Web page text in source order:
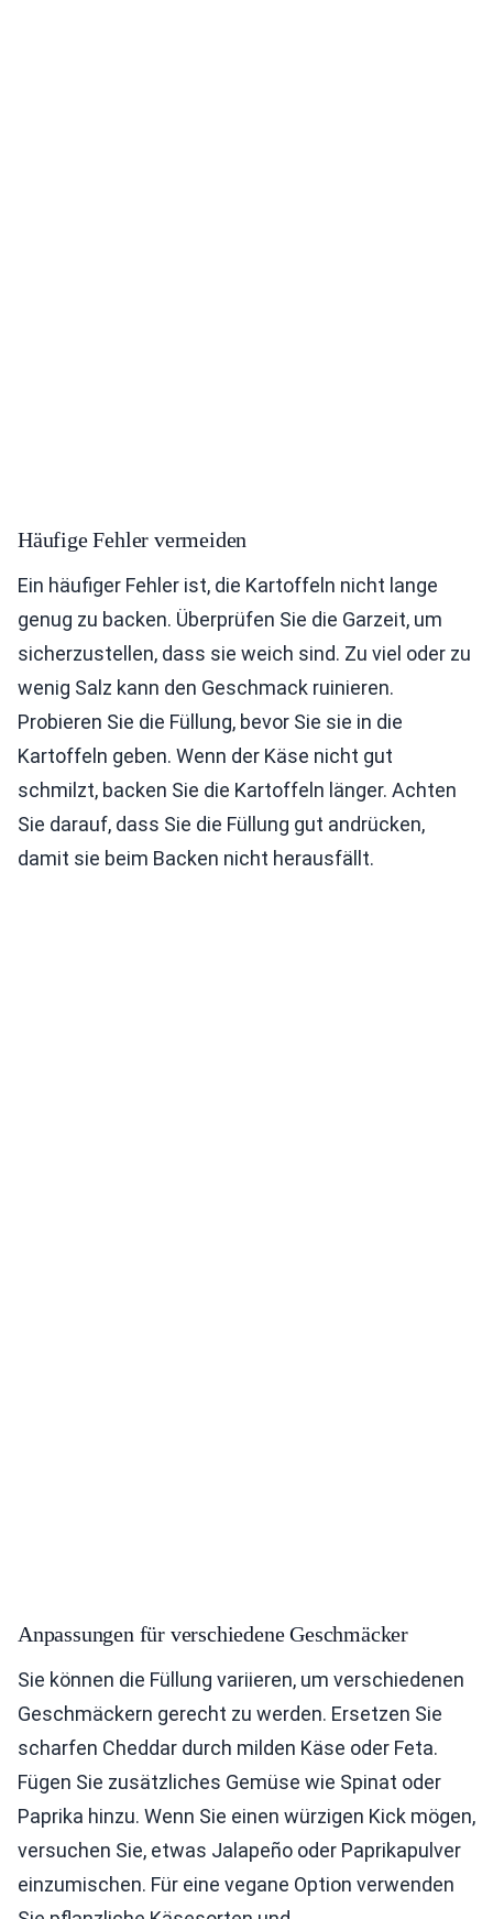
Häufige Fehler vermeiden
Ein häufiger Fehler ist, die Kartoffeln nicht lange
genug zu backen. Überprüfen Sie die Garzeit, um
sicherzustellen, dass sie weich sind. Zu viel oder zu
wenig Salz kann den Geschmack ruinieren.
Probieren Sie die Füllung, bevor Sie sie in die
Kartoffeln geben. Wenn der Käse nicht gut
schmilzt, backen Sie die Kartoffeln länger. Achten
Sie darauf, dass Sie die Füllung gut andrücken,
damit sie beim Backen nicht herausfällt.
Anpassungen für verschiedene Geschmäcker
Sie können die Füllung variieren, um verschiedenen
Geschmäckern gerecht zu werden. Ersetzen Sie
scharfen Cheddar durch milden Käse oder Feta.
Fügen Sie zusätzliches Gemüse wie Spinat oder
Paprika hinzu. Wenn Sie einen würzigen Kick mögen,
versuchen Sie, etwas Jalapeño oder Paprikapulver
einzumischen. Für eine vegane Option verwenden